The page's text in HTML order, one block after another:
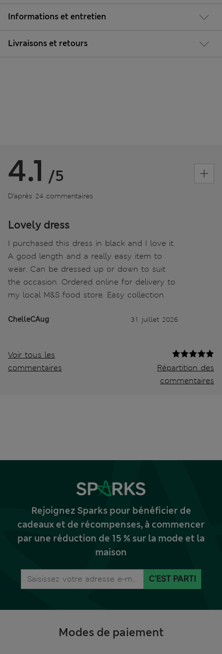
Informations et entretien
Livraisons et retours
4.1 /5
D’après 24 commentaires
Lovely dress
I purchased this dress in black and I love it.
A good length and a really easy item to
wear. Can be dressed up or down to suit
the occasion. Ordered online for delivery to
my local M&S food store. Easy collection.
ChelleCAug 31 juillet 2026
Voir tous les
commentaires
Répartition des
commentaires
Rejoignez Sparks pour bénéficier de
cadeaux et de récompenses, à commencer
par une réduction de 15 % sur la mode et la
maison
C'EST PARTI
Modes de paiement